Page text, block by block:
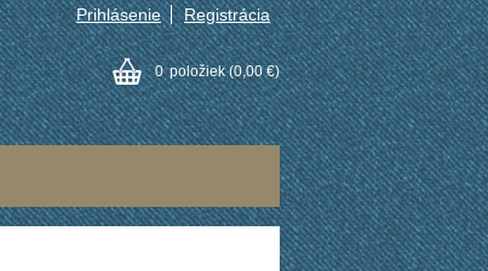
Prihlásenie Registrácia
0 položiek (0,00 €)